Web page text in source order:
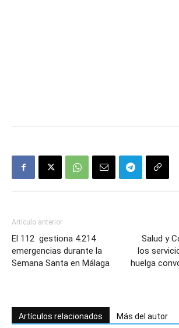
Artículo anterior
El 112 gestiona 4.214
emergencias durante la
Semana Santa en Málaga
Salud y
los
huelga
Artículos relacionados Más del autor